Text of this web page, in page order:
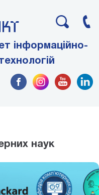
інформаційно-
наук